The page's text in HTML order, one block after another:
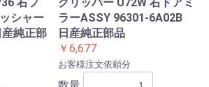
シャー
純正部
ラーASSY 96301-6A02B
日産純正部品
￥6,677
お客様注文依頼分